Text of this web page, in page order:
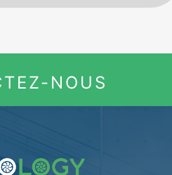
NOUS